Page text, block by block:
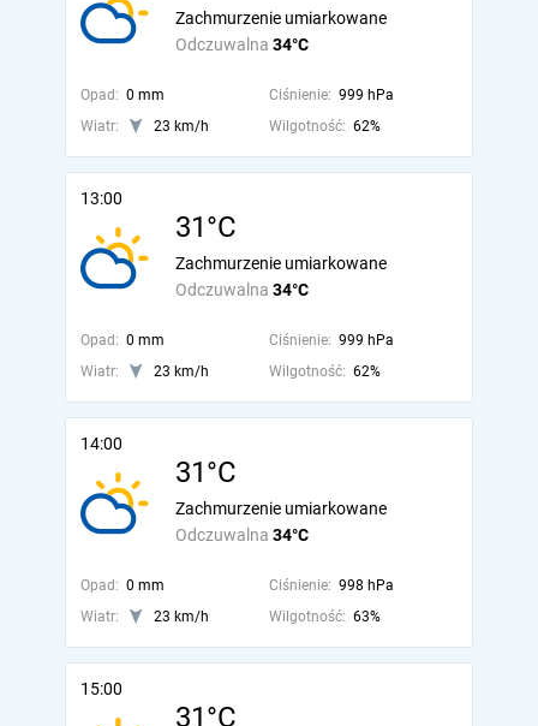
Odczuwalna 34°C
Zachmurzenie umiarkowane
Opad: 0 mm Ciśnienie: 999 hPa
Wiatr:
23 km/h Wilgotność: 62%
13:00
31°C
Odczuwalna 34°C
Zachmurzenie umiarkowane
Opad: 0 mm Ciśnienie: 999 hPa
Wiatr:
23 km/h Wilgotność: 62%
14:00
31°C
Odczuwalna 34°C
Zachmurzenie umiarkowane
Opad: 0 mm Ciśnienie: 998 hPa
Wiatr:
23 km/h Wilgotność: 63%
15:00
31°C